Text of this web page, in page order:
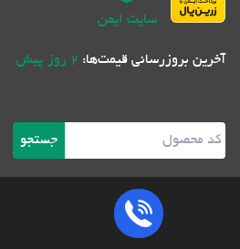
سایت ایمن
آخرین بروزرسانی قیمت‌ها: 2 روز پیش
جستجو